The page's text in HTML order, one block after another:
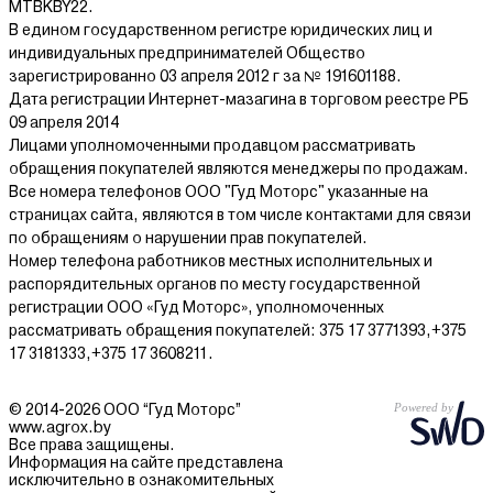
характеристик, что позволяет сравнить их по объему бака,
давлению и производительности и быстро выбрать и купить
готовую насосную станцию, полностью готовую к
эксплуатации. Все модели просты в установке и требуют
минимального обслуживания, обеспечивая долгую и
стабильную работу системы водоснабжения.
MTBKBY22.
В едином государственном регистре юридических лиц и
индивидуальных предпринимателей Общество
зарегистрированно 03 апреля 2012 г за № 191601188.
Дата регистрации Интернет-мазагина в торговом реестре РБ
09 апреля 2014
Лицами уполномоченными продавцом рассматривать
обращения покупателей являются менеджеры по продажам.
Все номера телефонов ООО "Гуд Моторс" указанные на
страницах сайта, являются в том числе контактами для связи
по обращениям о нарушении прав покупателей.
Номер телефона работников местных исполнительных и
распорядительных органов по месту государственной
регистрации ООО «Гуд Моторс», уполномоченных
рассматривать обращения покупателей: 375 17 3771393,+375
17 3181333,+375 17 3608211.
© 2014-2026 ООО “Гуд Моторс”
www.agrox.by
Все права защищены.
Информация на сайте представлена
исключительно в ознакомительных